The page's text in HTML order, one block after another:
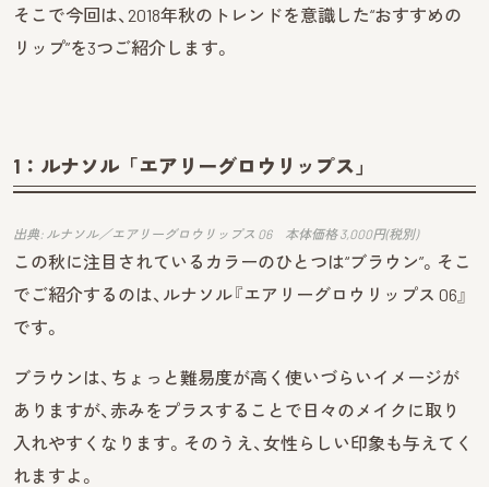
そこで今回は、2018年秋のトレンドを意識した“おすすめの
リップ”を3つご紹介します。
1：ルナソル「エアリーグロウリップス」
出典: ルナソル／エアリーグロウリップス 06 本体価格 3,000円(税別)
この秋に注目されているカラーのひとつは“ブラウン”。そこ
でご紹介するのは、ルナソル『エアリーグロウリップス 06』
です。
ブラウンは、ちょっと難易度が高く使いづらいイメージが
ありますが、赤みをプラスすることで日々のメイクに取り
入れやすくなります。そのうえ、女性らしい印象も与えてく
れますよ。